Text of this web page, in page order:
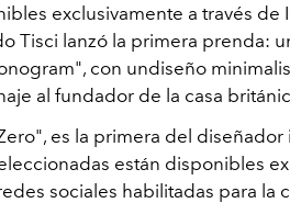
exclusivamente a través de
Tisci lanzó la primera prenda:
con undiseño
al fundador de la casa
es la primera del diseñador
están disponibles
sociales habilitadas para la